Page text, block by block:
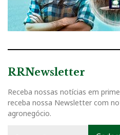
RRNewsletter
Receba nossas notícias em
receba nossa Newsletter com
agronegócio.